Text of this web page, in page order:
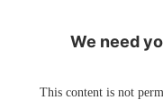
We need
This content is not